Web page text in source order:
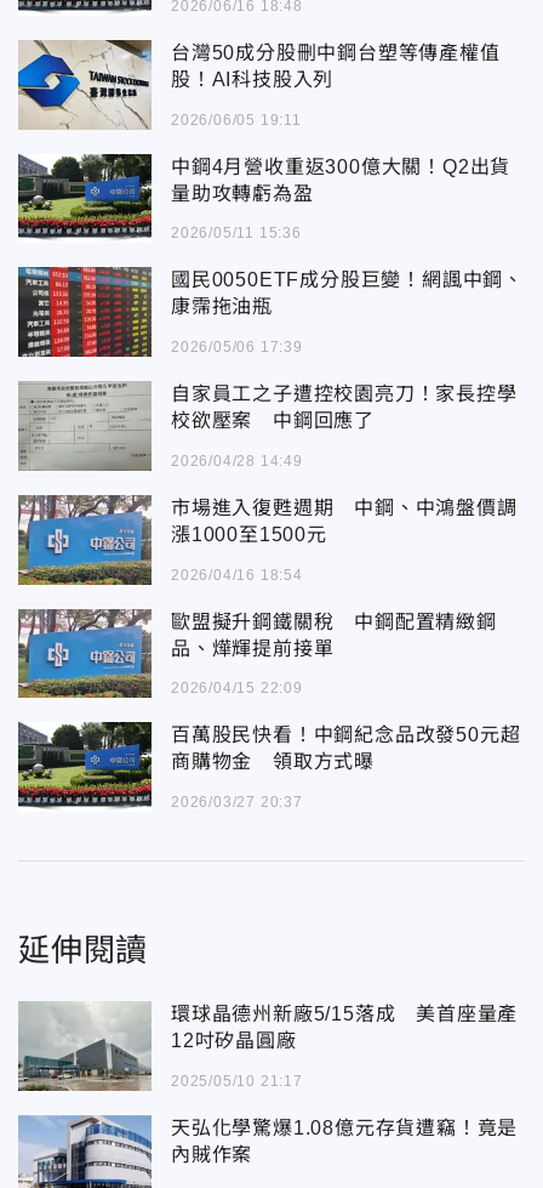
2026/06/16 18:48
台灣50成分股刪中鋼台塑等傳產權值
股！AI科技股入列
2026/06/05 19:11
中鋼4月營收重返300億大關！Q2出貨
量助攻轉虧為盈
2026/05/11 15:36
國民0050ETF成分股巨變！網諷中鋼、
康霈拖油瓶
2026/05/06 17:39
自家員工之子遭控校園亮刀！家長控學
校欲壓案 中鋼回應了
2026/04/28 14:49
市場進入復甦週期 中鋼、中鴻盤價調
漲1000至1500元
2026/04/16 18:54
歐盟擬升鋼鐵關稅 中鋼配置精緻鋼
品、燁輝提前接單
2026/04/15 22:09
百萬股民快看！中鋼紀念品改發50元超
商購物金 領取方式曝
2026/03/27 20:37
延伸閱讀
環球晶德州新廠5/15落成 美首座量產
12吋矽晶圓廠
2025/05/10 21:17
天弘化學驚爆1.08億元存貨遭竊！竟是
內賊作案